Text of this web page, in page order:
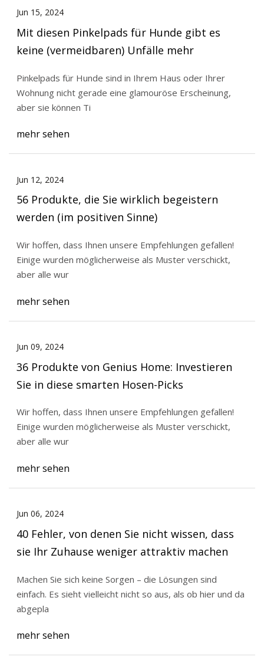
Jun 15, 2024
Mit diesen Pinkelpads für Hunde gibt es
keine (vermeidbaren) Unfälle mehr
Pinkelpads für Hunde sind in Ihrem Haus oder Ihrer
Wohnung nicht gerade eine glamouröse Erscheinung,
aber sie können Ti
mehr sehen
Jun 12, 2024
56 Produkte, die Sie wirklich begeistern
werden (im positiven Sinne)
Wir hoffen, dass Ihnen unsere Empfehlungen gefallen!
Einige wurden möglicherweise als Muster verschickt,
aber alle wur
mehr sehen
Jun 09, 2024
36 Produkte von Genius Home: Investieren
Sie in diese smarten Hosen-Picks
Wir hoffen, dass Ihnen unsere Empfehlungen gefallen!
Einige wurden möglicherweise als Muster verschickt,
aber alle wur
mehr sehen
Jun 06, 2024
40 Fehler, von denen Sie nicht wissen, dass
sie Ihr Zuhause weniger attraktiv machen
Machen Sie sich keine Sorgen – die Lösungen sind
einfach. Es sieht vielleicht nicht so aus, als ob hier und da
abgepla
mehr sehen